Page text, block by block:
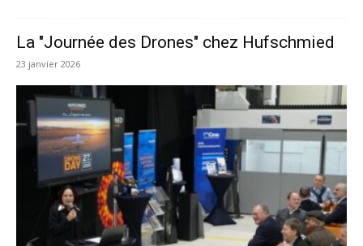
La "Journée des Drones" chez Hufschmied
23 janvier 2026